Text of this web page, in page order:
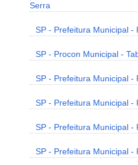
Serra
SP - Prefeitura Municipal -
SP - Procon Municipal -
SP - Prefeitura Municipal -
SP - Prefeitura Municipal -
SP - Prefeitura Municipal -
SP - Prefeitura Municipal -